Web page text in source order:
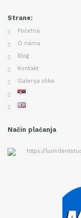
Strane:
Početna
O nama
Blog
Kontakt
Galerija slika
Način plaćanja